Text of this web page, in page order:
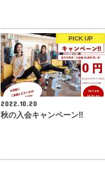
PICK UP
2022.10.20
秋の入会キャンペーン‼︎